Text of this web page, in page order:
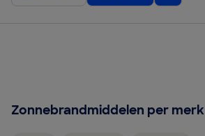
Zonnebrandmiddelen per merk